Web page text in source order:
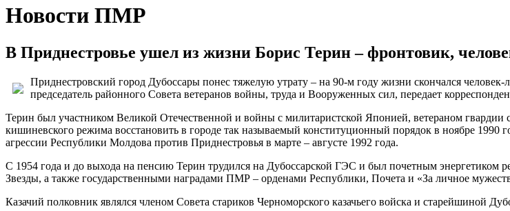
Новости ПМР
В Приднестровье ушел из жизни Борис Терин – фронтовик,
Приднестровский город Дубоссары понес тяжелую утрату – на 90-м году жизни скончался
председатель районного Совета ветеранов войны, труда и Вооруженных сил, передает
Терин был участником Великой Отечественной и войны с милитаристской Японией, ветераном гвардии
кишиневского режима восстановить в городе так называемый конституционный порядок в ноябре 1990
агрессии Республики Молдова против Приднестровья в марте – августе 1992 года.
С 1954 года и до выхода на пенсию Терин трудился на Дубоссарской ГЭС и был почетным
Звезды, а также государственными наградами ПМР – орденами Республики, Почета и «За личное
Казачий полковник являлся членом Совета стариков Черноморского казачьего войска и старейшиной